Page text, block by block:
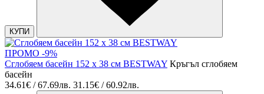
КУПИ
ПРОМО -9%
Сглобяем басейн 152 х 38 см BESTWAY Кръгъл сглобяем
басейн
34.61€ / 67.69лв. 31.15€ / 60.92лв.